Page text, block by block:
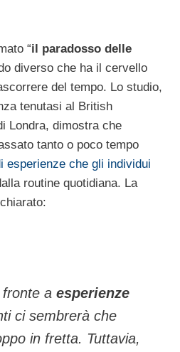
“il paradosso delle
diverso che ha il cervello
del tempo. Lo studio,
tenutasi al British
Londra, dimostra che
tanto o poco tempo
esperienze che gli individui
routine quotidiana. La
a esperienze
ci sembrerà che
in fretta. Tuttavia,